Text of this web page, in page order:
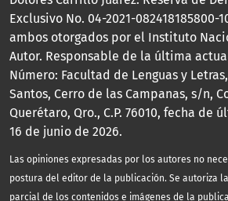
Exclusivo No. 04-2021-082418185800-
ambos otorgados por el Instituto
Autor. Responsable de la última
Número: Facultad de Lenguas y
Santos, Cerro de las Campanas, s/n,
Querétaro, Qro., C.P. 76010, fecha de
16 de junio de 2026.
Las opiniones expresadas por los autores no
postura del editor de la publicación. Se autoriza
parcial de los contenidos e imágenes de la